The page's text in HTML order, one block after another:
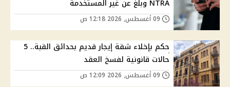
NTRA وبلّغ عن غير المستخدمة
حكم بإخلاء شقة إيجار قديم بحدائق القبة.. 5
حالات قانونية لفسخ العقد